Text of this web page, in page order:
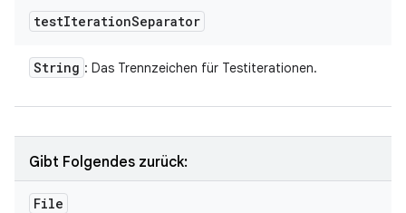
testIterationSeparator
String : Das Trennzeichen für Testiterationen.
Gibt Folgendes zurück:
File